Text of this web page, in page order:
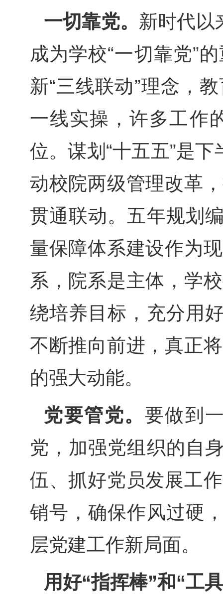
一切靠党。 新时代以
成为学校“一切靠党”
新“三线联动”理念，
一线实操，许多工作
位。谋划“十五五”是
动校院两级管理改革
贯通联动。五年规划
量保障体系建设作为
系，院系是主体，学
绕培养目标，充分用
不断推向前进，真正
的强大动能。
党要管党。 要做到
党，加强党组织的自
伍、抓好党员发展工
销号，确保作风过硬
层党建工作新局面。
用好“指挥棒”和“工